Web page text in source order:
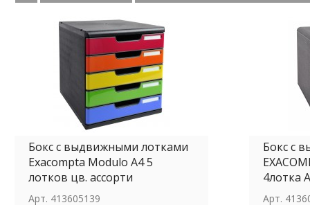
Бокс с выдвижными лотками
Exacompta Modulo A4 5
лотков цв. ассорти
Арт. 413605139
Бокс с
4лотка
Арт.